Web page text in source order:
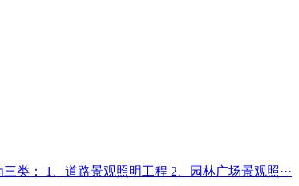
： 1、道路景观照明工程 2、园林广场景观照···